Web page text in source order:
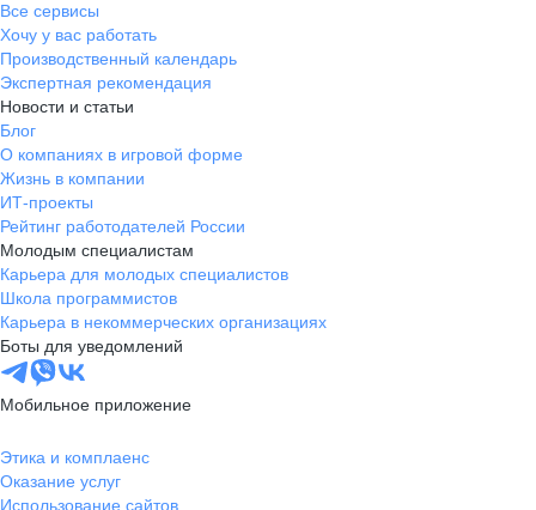
Все сервисы
Хочу у вас работать
Производственный календарь
Экспертная рекомендация
Новости и статьи
Блог
О компаниях в игровой форме
Жизнь в компании
ИТ-проекты
Рейтинг работодателей России
Молодым специалистам
Карьера для молодых специалистов
Школа программистов
Карьера в некоммерческих организациях
Боты для уведомлений
Мобильное приложение
Этика и комплаенс
Оказание услуг
Использование сайтов